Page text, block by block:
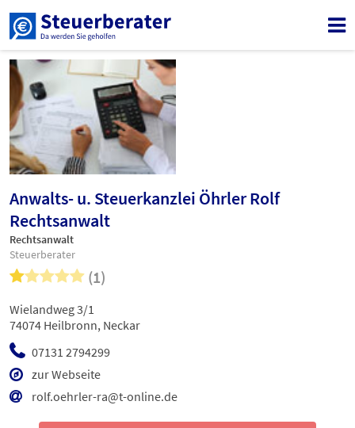
Anwalts- u. Steuerkanzlei Öhrler Rolf
Rechtsanwalt
Rechtsanwalt
Steuerberater
(1)
07131 2794299
zur Webseite
rolf.oehrler-ra@t-online.de
Wielandweg 3/1
74074 Heilbronn, Neckar